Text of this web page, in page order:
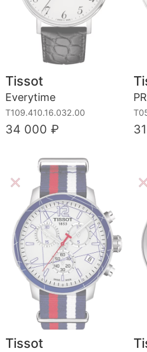
Tissot
Everytime
T109.410.16.032.00
34 000 ₽
Tissot